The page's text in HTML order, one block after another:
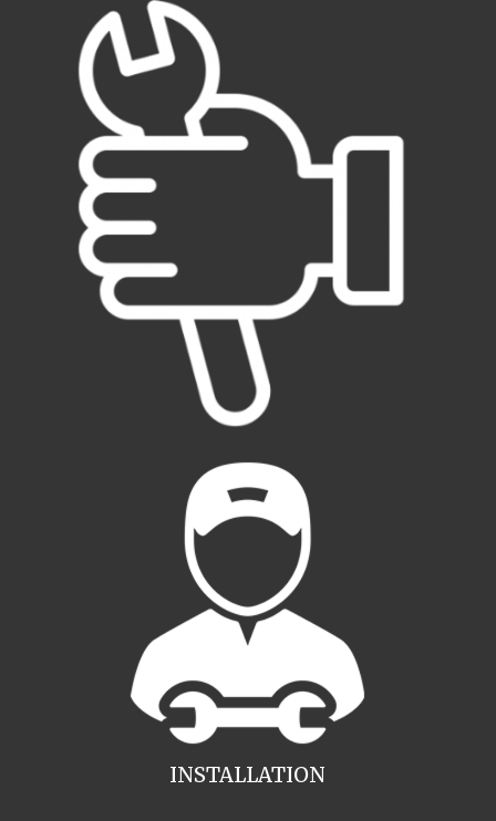
INSTALLATION